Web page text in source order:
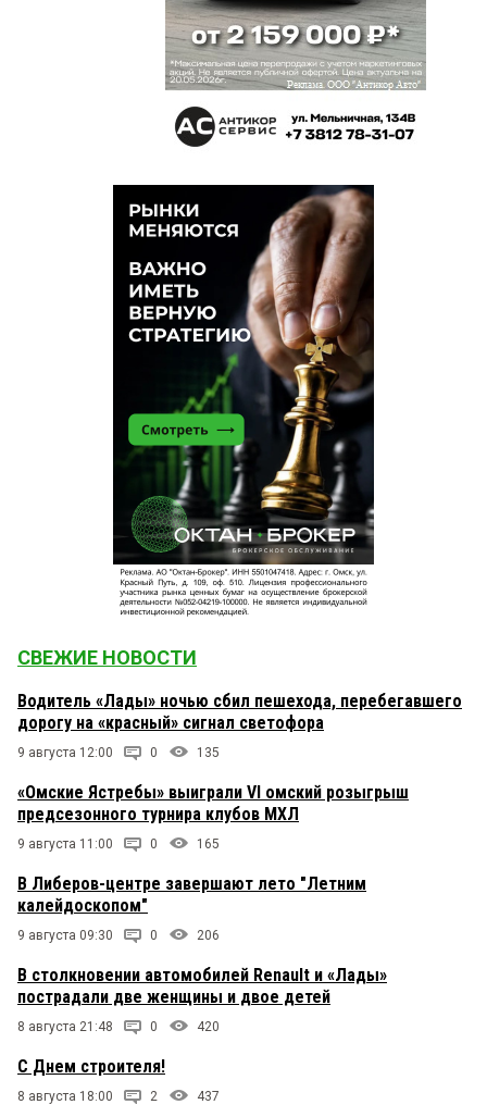
СВЕЖИЕ НОВОСТИ
Водитель «Лады» ночью сбил пешехода, перебегавшего
дорогу на «красный» сигнал светофора
9 августа 12:00 0 135
«Омские Ястребы» выиграли VI омский розыгрыш
предсезонного турнира клубов МХЛ
9 августа 11:00 0 165
В Либеров-центре завершают лето "Летним
калейдоскопом"
9 августа 09:30 0 206
В столкновении автомобилей Renault и «Лады»
пострадали две женщины и двое детей
8 августа 21:48 0 420
С Днем строителя!
8 августа 18:00 2 437